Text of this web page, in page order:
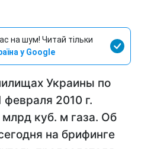
на шум! Читай тільки
у Google
Украины по
февраля 2010 г.
млрд куб. м газа. Об
на брифинге